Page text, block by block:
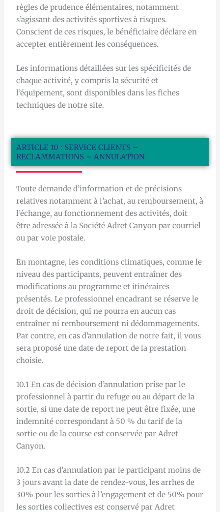
règles de prudence élémentaires, notamment
s’agissant des activités sportives à risques.
Conscient de ces risques, le bénéficiaire déclare en
accepter entièrement les conséquences.
Les informations détaillées sur les spécificités de
chaque activité, y compris la sécurité et
l’équipement, sont disponibles dans les fiches
techniques de notre site.
ARTICLE 10 : SERVICE CLIENTS –
RECLAMMATIONS – ANNULATION
Toute demande d’information et de précisions
relatives notamment à l’achat, au remboursement, à
l’échange, au fonctionnement des activités, doit
être adressée à la Société Adret Canyon par courriel
ou par voie postale.
En montagne, les conditions climatiques, comme le
niveau des participants, peuvent entraîner des
modifications au programme et itinéraires
présentés. Le professionnel encadrant se réserve le
droit de décision, qui ne pourra en aucun cas
entraîner ni remboursement ni dédommagements.
Par contre, en cas d’annulation de notre fait, il vous
sera proposé une date de report de la prestation
choisie.
10.1 En cas de décision d’annulation prise par le
professionnel à partir du refuge ou au départ de la
sortie, si une date de report ne peut être fixée, une
indemnité correspondant à 50 % du tarif de la
sortie ou de la course est conservée par Adret
Canyon.
10.2 En cas d’annulation par le participant moins de
3 jours avant la date de rendez-vous, les arrhes de
30% pour les sorties à l’engagement et de 50% pour
les sorties collectives est conservé par Adret